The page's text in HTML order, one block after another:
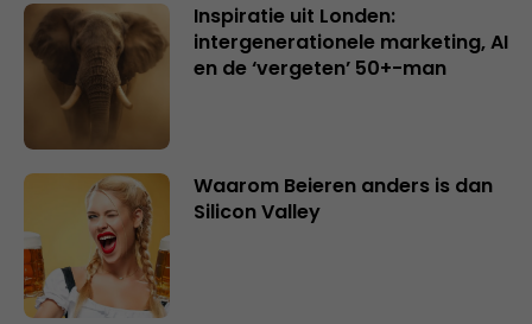
Inspiratie uit Londen:
intergenerationele marketing, AI
en de ‘vergeten’ 50+-man
Waarom Beieren anders is dan
Silicon Valley